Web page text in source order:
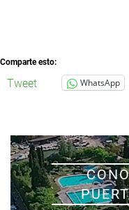
Comparte esto:
Tweet WhatsApp